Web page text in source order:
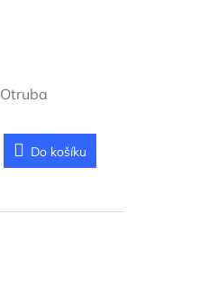
Otruba
Do košíku